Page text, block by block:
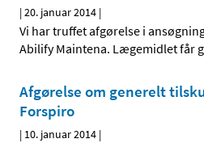
|20. januar 2014 |
Vi har truffet afgørelse i
Abilify Maintena. Lægemidlet får
Afgørelse om generelt
Forspiro
| 10. januar 2014 |